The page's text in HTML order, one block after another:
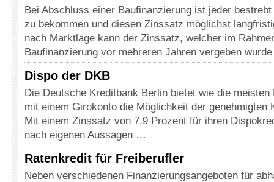
Bei Abschluss einer Baufinanzierung ist jeder
zu bekommen und diesen Zinssatz möglichst
nach Marktlage kann der Zinssatz, welcher im
Baufinanzierung vor mehreren Jahren vergeben
Dispo der DKB
Die Deutsche Kreditbank Berlin bietet wie die meisten
mit einem Girokonto die Möglichkeit der genehmigten
Mit einem Zinssatz von 7,9 Prozent für ihren
nach eigenen Aussagen …
Ratenkredit für Freiberufler
Neben verschiedenen Finanzierungsangeboten für